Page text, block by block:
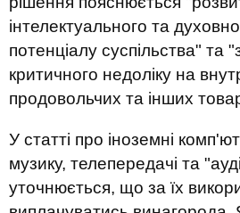
інтелектуального та
потенціалу суспільства"
критичного недоліку на
продовольчих та інших
У статті про іноземні
музику, телепередачі та
уточнюється, що за їх